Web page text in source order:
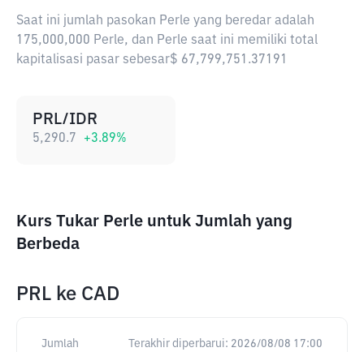
Saat ini jumlah pasokan Perle yang beredar adalah
175,000,000 Perle, dan Perle saat ini memiliki total
kapitalisasi pasar sebesar$ 67,799,751.37191
PRL/IDR
5,290.7 +3.89%
Kurs Tukar Perle untuk Jumlah yang
Berbeda
PRL ke CAD
Jumlah Terakhir diperbarui: 2026/08/08 17:00